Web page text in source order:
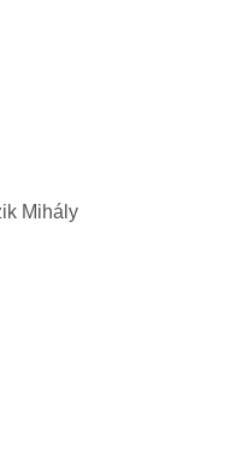
Mihály